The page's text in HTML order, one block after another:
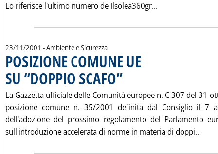
Lo riferisce l'ultimo numero de Ilsolea360gr...
23/11/2001 - Ambiente e Sicurezza
POSIZIONE COMUNE UE
SU “DOPPIO SCAFO”. Pubblicata venerdì 23 novembre 2001
La Gazzetta ufficiale delle Comunità europee n. C 307 del 31
posizione comune n. 35/2001 definita dal Consiglio il 7
dell'adozione del prossimo regolamento del Parlamento
sull'introduzione accelerata di norme in materia di doppi...